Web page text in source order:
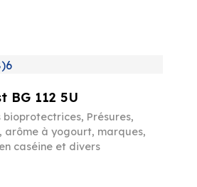
BG 112 5U
bioprotectrices, Présures,
arôme à yogourt, marques,
caséine et divers